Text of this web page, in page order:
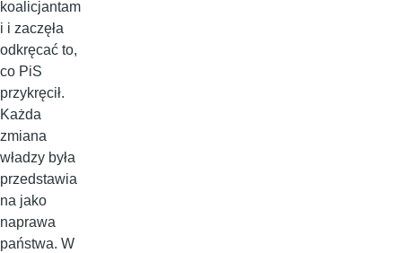
koalicjantam
i i zaczęła
odkręcać to,
co PiS
przykręcił.
Każda
zmiana
władzy była
przedstawia
na jako
naprawa
państwa. W